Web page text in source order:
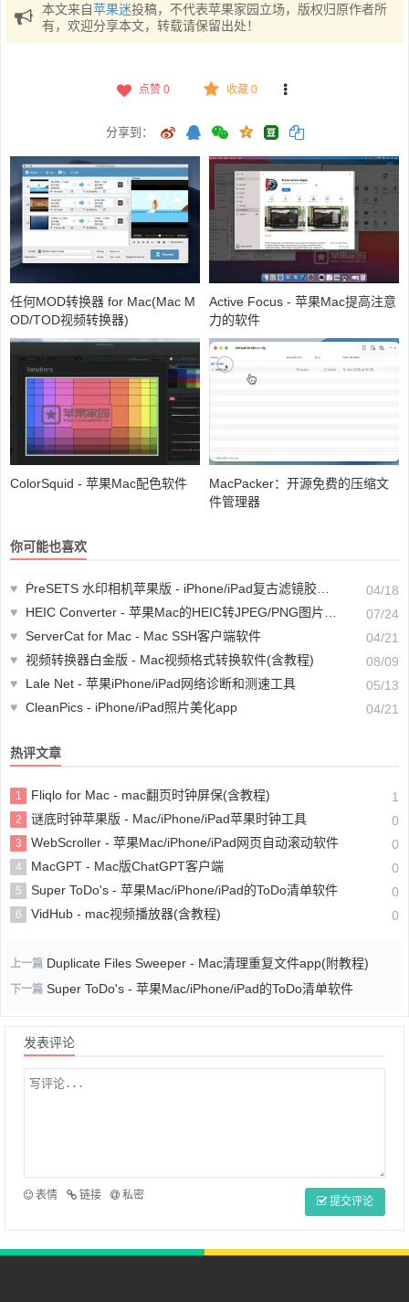
本文来自苹果迷投稿，不代表苹果家园立场，版权归原作者所
有，欢迎分享本文，转载请保留出处！
点赞 0 收藏 0
分享到：
任何MOD转换器 for Mac(Mac M
OD/TOD视频转换器)
Active Focus - 苹果Mac提高注意
力的软件
ColorSquid - 苹果Mac配色软件
MacPacker：开源免费的压缩文
件管理器
你可能也喜欢
♥ ṖreSETS 水印相机苹果版 - iPhone/iPad复古滤镜胶片相机软件
04/18
♥
HEIC Converter - 苹果Mac的HEIC转JPEG/PNG图片格式转换器(含教程)
07/24
♥ ServerCat for Mac - Mac SSH客户端软件
04/21
♥ 视频转换器白金版 - Mac视频格式转换软件(含教程)
08/09
♥
Lale Net - 苹果iPhone/iPad网络诊断和测速工具
05/13
♥ CleanPics - iPhone/iPad照片美化app 04/21
热评文章
1 Fliqlo for Mac - mac翻页时钟屏保(含教程) 1
2 谜底时钟苹果版 - Mac/iPhone/iPad苹果时钟工具 0
3 WebScroller - 苹果Mac/iPhone/iPad网页自动滚动软件 0
4 MacGPT - Mac版ChatGPT客户端 0
5 Super ToDo's - 苹果Mac/iPhone/iPad的ToDo清单软件 0
6 VidHub - mac视频播放器(含教程) 0
上一篇 Duplicate Files Sweeper - Mac清理重复文件app(附教程)
下一篇 Super ToDo's - 苹果Mac/iPhone/iPad的ToDo清单软件
发表评论
表情 链接 私密 提交评论